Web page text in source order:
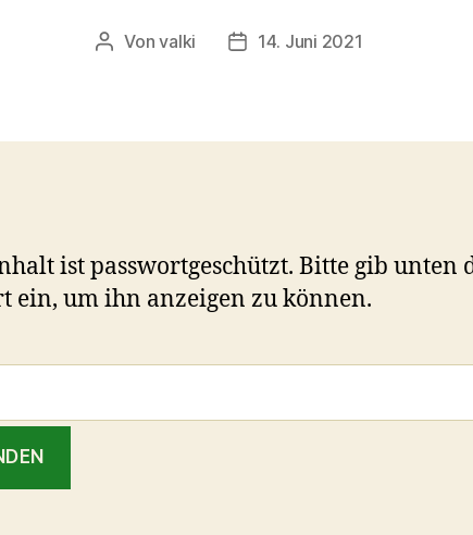
Beitragsautor
Vonvalki Veröffentlichungsdatum
14. Juni 2021
ist passwortgeschützt. Bitte gib unten
ein, um ihn anzeigen zu können.